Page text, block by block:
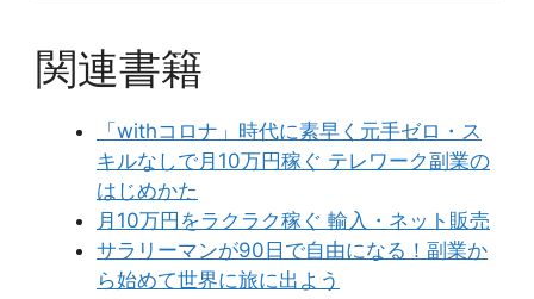
関連書籍
「withコロナ」時代に素早く元手ゼロ・ス
キルなしで月10万円稼ぐ テレワーク副業の
はじめかた
月10万円をラクラク稼ぐ 輸入・ネット販売
サラリーマンが90日で自由になる！副業か
ら始めて世界に旅に出よう